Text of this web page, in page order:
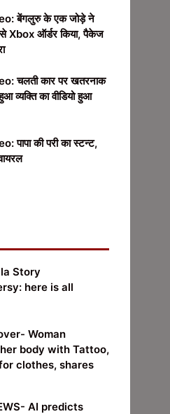
बेंगलुरु के एक जोड़े ने
Xbox ऑर्डर किया, पैकेज
चलती कार पर खतरनाक
व्यक्ति का वीडियो हुआ
पापा की परी का स्टन्ट,
Story
here is all
Woman
body with Tattoo,
clothes, shares
AI predicts